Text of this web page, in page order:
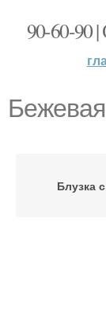
90-60-
Блузка